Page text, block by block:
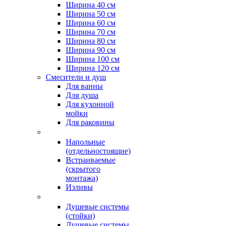
Ширина 40 см
Ширина 50 см
Ширина 60 см
Ширина 70 см
Ширина 80 см
Ширина 90 см
Ширина 100 см
Ширина 120 см
Смесители и душ
Для ванны
Для душа
Для кухонной
мойки
Для раковины
Напольные
(отдельностоящие)
Встраиваемые
(скрытого
монтажа)
Изливы
Душевые системы
(стойки)